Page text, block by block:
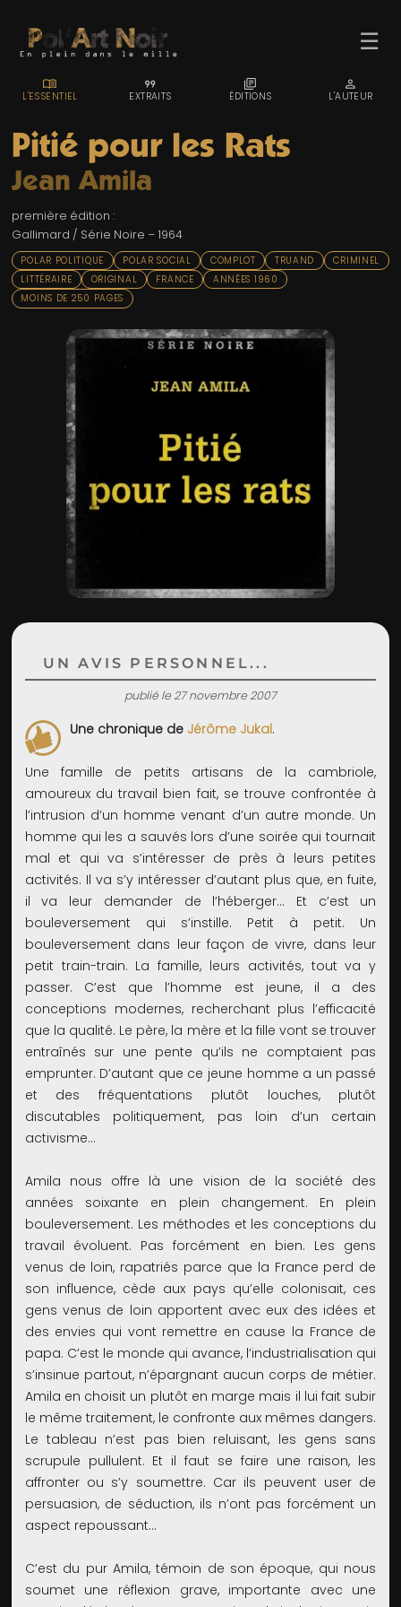
☰
ACCUEIL
TROMBINO
INDEX
RECHERCHE
LIENS & FESTIVALS
UN POLAR AU HASARD
Pitié pour les Rats
Jean Amila
première édition :
Gallimard / Série Noire – 1964
POLAR POLITIQUE POLAR SOCIAL COMPLOT TRUAND
CRIMINEL
LITTÉRAIRE
ORIGINAL FRANCE
ANNÉES 1960
MOINS DE 250 PAGES
UN AVIS PERSONNEL...
publié le 27 novembre 2007
Une chronique de Jérôme Jukal.
Une famille de petits artisans de la cambriole,
amoureux du travail bien fait, se trouve confrontée à
l’intrusion d’un homme venant d’un autre monde. Un
homme qui les a sauvés lors d’une soirée qui tournait
mal et qui va s’intéresser de près à leurs petites
activités. Il va s’y intéresser d’autant plus que, en fuite,
il va leur demander de l’héberger… Et c’est un
bouleversement qui s’instille. Petit à petit. Un
bouleversement dans leur façon de vivre, dans leur
petit train-train. La famille, leurs activités, tout va y
passer. C’est que l’homme est jeune, il a des
conceptions modernes, recherchant plus l’efficacité
que la qualité. Le père, la mère et la fille vont se trouver
entraînés sur une pente qu’ils ne comptaient pas
emprunter. D’autant que ce jeune homme a un passé
et des fréquentations plutôt louches, plutôt
discutables politiquement, pas loin d’un certain
activisme…
Amila nous offre là une vision de la société des
années soixante en plein changement. En plein
bouleversement. Les méthodes et les conceptions du
travail évoluent. Pas forcément en bien. Les gens
venus de loin, rapatriés parce que la France perd de
son influence, cède aux pays qu’elle colonisait, ces
gens venus de loin apportent avec eux des idées et
des envies qui vont remettre en cause la France de
papa. C’est le monde qui avance, l’industrialisation qui
s’insinue partout, n’épargnant aucun corps de métier.
Amila en choisit un plutôt en marge mais il lui fait subir
le même traitement, le confronte aux mêmes dangers.
Le tableau n’est pas bien reluisant, les gens sans
scrupule pullulent. Et il faut se faire une raison, les
affronter ou s’y soumettre. Car ils peuvent user de
persuasion, de séduction, ils n’ont pas forcément un
aspect repoussant…
C’est du pur Amila, témoin de son époque, qui nous
soumet une réflexion grave, importante avec une
MENU_BOOK
L'ESSENTIEL
FORMAT_QUOTE
EXTRAITS
LIBRARY_BOOKS
ÉDITIONS
PERSON
L'AUTEUR